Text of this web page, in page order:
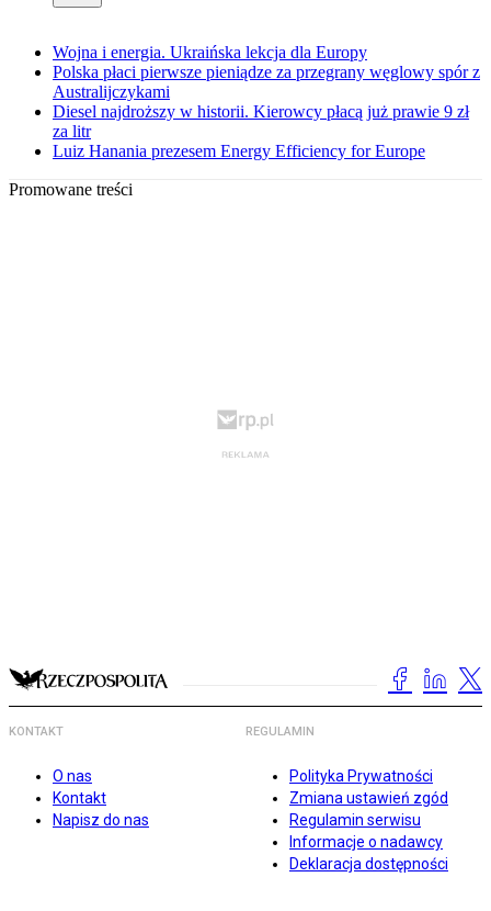
Wojna i energia. Ukraińska lekcja dla Europy
Polska płaci pierwsze pieniądze za przegrany węglowy spór z
Australijczykami
Diesel najdroższy w historii. Kierowcy płacą już prawie 9 zł
za litr
Luiz Hanania prezesem Energy Efficiency for Europe
Promowane treści
KONTAKT
O nas
Kontakt
Napisz do nas
REGULAMIN
Polityka Prywatności
Zmiana ustawień zgód
Regulamin serwisu
Informacje o nadawcy
Deklaracja dostępności